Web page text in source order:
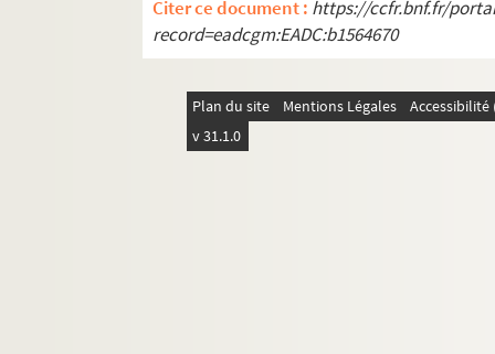
Citer ce document : https://ccfr.bnf.fr/
record=eadcgm:EADC:b1564670
Plan du site Mentions Légales
v 31.1.0